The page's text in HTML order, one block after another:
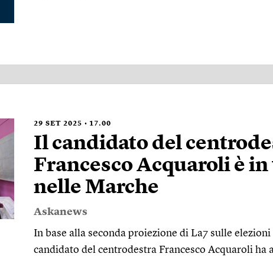
29 SET 2025 17.00
Il candidato del
Francesco Acquaroli è
nelle Marche
Askanews
In base alla seconda proiezione di La7 sulle
candidato del centrodestra Francesco Acquaroli ha